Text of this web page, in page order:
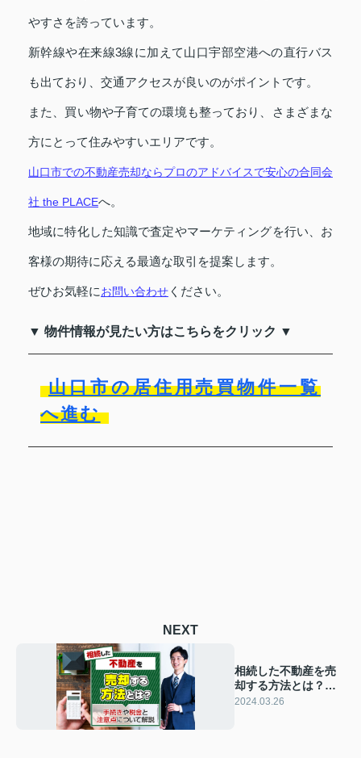
やすさを誇っています。
新幹線や在来線3線に加えて山口宇部空港への直行バス
も出ており、交通アクセスが良いのがポイントです。
また、買い物や子育ての環境も整っており、さまざまな
方にとって住みやすいエリアです。
山口市での不動産売却ならプロのアドバイスで安心の合同会
社 the PLACEへ。
地域に特化した知識で査定やマーケティングを行い、お
客様の期待に応える最適な取引を提案します。
ぜひお気軽にお問い合わせ ください。
▼ 物件情報が見たい方はこちらをクリック ▼
山口市の居住用売買物件一覧
へ進む
NEXT
相続した不動産を売
却する方法とは？手
続きや税金と注意点
2024.03.26